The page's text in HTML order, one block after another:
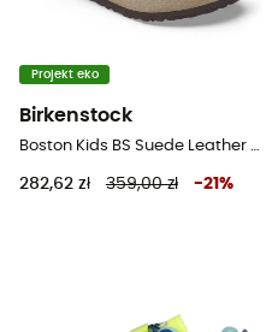
Projekt eko
Birkenstock
Boston Kids BS Suede Leather - Sandały dziecięce
282,62 zł 359,00 zł -21 %